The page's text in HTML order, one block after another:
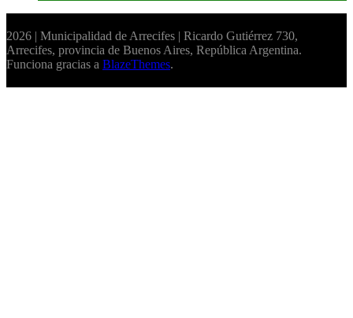
2026 | Municipalidad de Arrecifes | Ricardo Gutiérrez 730,
Arrecifes, provincia de Buenos Aires, República Argentina.
Funciona gracias a BlazeThemes.